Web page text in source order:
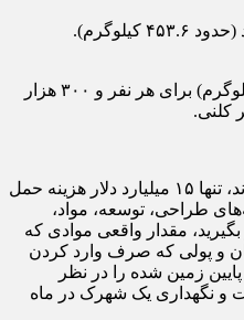
مجموع: حدود ۳۰۰۰ پوند (۱۳۶۰ کیلوگرم) برای هر نفر و ۳۰۰ هزار
با هزینه ۵۰ هزار دلار به ازای هر پوند، تنها ۱۵ میلیارد دلار هزینه حمل
طراحی، توسعه، مواد،
مقدار واقعی موادی که
و پولی که صرف وارد کردن
زمین شده را در نظر
و نگهداری یک شهرک در ماه